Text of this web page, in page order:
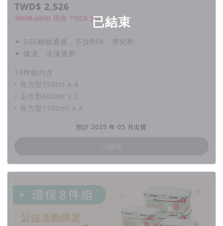
已結束
TWD$ 2,526
TWD$ 2,870 現省 TWD$ 344
✦ SGS檢驗通過，不含BPA、塑化劑
✦ 微波、冷凍適用
10件組內含：
• 長方型350ml x 4
• 正方型600ml x 2
• 長方型1100ml x 4
預計 2025 年 05 月出貨